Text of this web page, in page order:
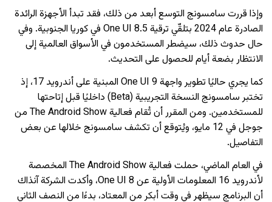
وإذا قررت سامسونج التوسع أبعد من ذلك، فقد تبدأ الأجهزة الرائدة
الصادرة عام 2024 بتلقّي ترقية One UI 8.5 في كوريا الجنوبية. وفي
حال حدوث ذلك، سيضطر المستخدمون في الأسواق العالمية إلى
الانتظار بضعة أيام للحصول على التحديث.
كما يجري حاليًا تطوير واجهة One UI 9 المبنية على أندرويد 17، إذ
تختبر سامسونج النسخة التجريبية (Beta) داخليًا قبل إتاحتها
للمستخدمين. ومن المقرر أن تُقام فعالية The Android Show من
جوجل في 12 مايو، ويُتوقع أن تكشف سامسونج خلالها عن بعض
التفاصيل.
في العام الماضي، حملت فعالية The Android Show المخصصة
لأندرويد 16 المعلومات الأولية عن One UI 8، وأكدت الشركة آنذاك
أن البرنامج سيظهر في وقت أبكر من المعتاد، بدءًا من النصف الثاني